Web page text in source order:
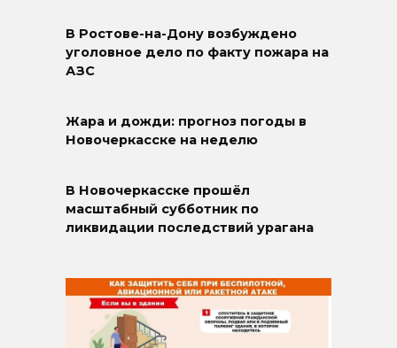
В Ростове-на-Дону возбуждено
уголовное дело по факту пожара на
АЗС
Жара и дожди: прогноз погоды в
Новочеркасске на неделю
В Новочеркасске прошёл
масштабный субботник по
ликвидации последствий урагана